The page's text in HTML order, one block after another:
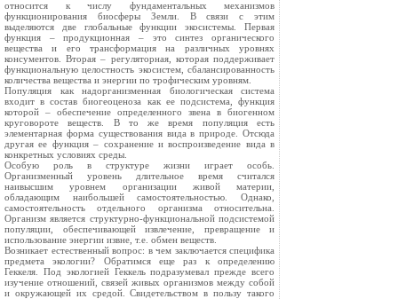
относится к числу фундаментальных механизмов
функционирования биосферы Земли. В связи с этим
выделяются две глобальные функции экосистемы. Первая
функция – продукционная – это синтез органического
вещества и его трансформация на различных уровнях
консументов. Вторая – регуляторная, которая поддерживает
функциональную целостность экосистем, сбалансированность
количества вещества и энергии по трофическим уровням.
Популяция как надорганизменная биологическая система
входит в состав биогеоценоза как ее подсистема, функция
которой – обеспечение определенного звена в биогенном
круговороте веществ. В то же время популяция есть
элементарная форма существования вида в природе. Отсюда
другая ее функция – сохранение и воспроизведение вида в
конкретных условиях среды.
Особую роль в структуре жизни играет особь.
Организменный уровень длительное время считался
наивысшим уровнем организации живой материи,
обладающим наибольшей самостоятельностью. Однако,
самостоятельность отдельного организма относительна.
Организм является структурно-функциональной подсистемой
популяции, обеспечивающей извлечение, превращение и
использование энергии извне, т.е. обмен веществ.
Возникает естественный вопрос: в чем заключается специфика
предмета экологии? Обратимся еще раз к определению
Геккеля. Под экологией Геккель подразумевал прежде всего
изучение отношений, связей живых организмов между собой
и окружающей их средой. Свидетельством в пользу такого